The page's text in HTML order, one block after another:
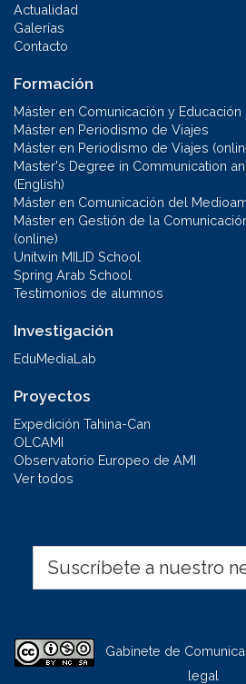
Actualidad
Galerías
Contacto
Formación
Máster en Comunicación y Educación
Máster en Periodismo de Viajes
Máster en Periodismo de Viajes
Master's Degree in Communication
(English)
Máster en Comunicación del
Máster en Gestión de la
(online)
Unitwin MILID School
Spring Arab School
Testimonios de alumnos
Investigación
EduMediaLab
Proyectos
Expedición Tahina-Can
OLCAMI
Observatorio Europeo de AMI
Ver todos
Suscríbete a nuestro
Gabinete de
legal